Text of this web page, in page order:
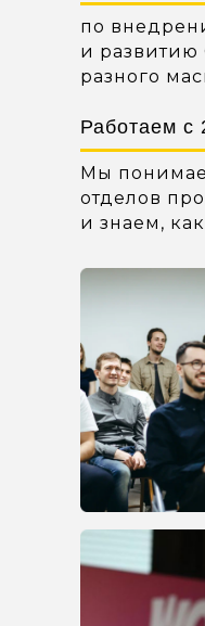
по
и развитию
разного
Мы
отделов
и знаем,
Работаем с